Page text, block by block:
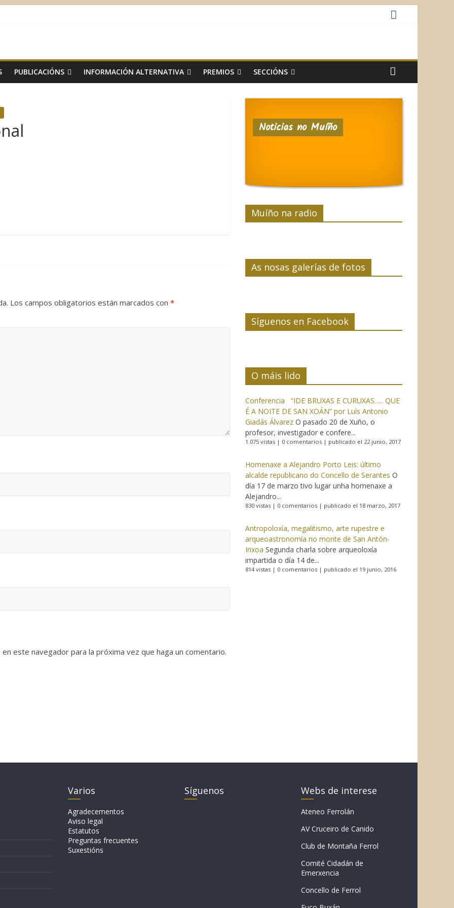
PUBLICACIÓNS INFORMACIÓN ALTERNATIVA PREMIOS SECCIÓNS
Los campos obligatorios están marcados con *
este navegador para la próxima vez que haga un comentario.
Noticias no Muíño
Muíño na radio
As nosas galerías de fotos
Síguenos en Facebook
O máis lido
Conferencia “IDE BRUXAS E CURUXAS….. QUE
É A NOITE DE SAN XOÁN” por Luís Antonio
Giadás Álvarez O pasado 20 de Xuño, o
profesor, investigador e confere...
1.075 vistas | 0 comentarios | publicado el 22 junio, 2017
Homenaxe a Alejandro Porto Leis: último
alcalde republicano do Concello de Serantes O
día 17 de marzo tivo lugar unha homenaxe a
Alejandro...
830 vistas | 0 comentarios | publicado el 18 marzo, 2017
Antropoloxía, megalitismo, arte rupestre e
arqueoastronomía no monte de San Antón-
Irixoa Segunda charla sobre arqueoloxía
impartida o día 14 de...
814 vistas | 0 comentarios | publicado el 19 junio, 2016
Varios
Agradecementos
Aviso legal
Estatutos
Preguntas frecuentes
Suxestións
Síguenos Webs de interese
Ateneo Ferrolán
AV Cruceiro de Canido
Club de Montaña Ferrol
Comité Cidadán de
Emerxencia
Concello de Ferrol